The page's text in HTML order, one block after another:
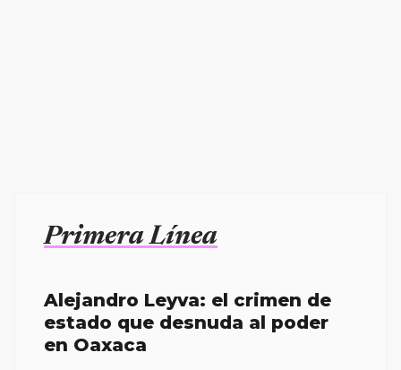
Primera Línea
Alejandro Leyva: el crimen de
estado que desnuda al poder
en Oaxaca